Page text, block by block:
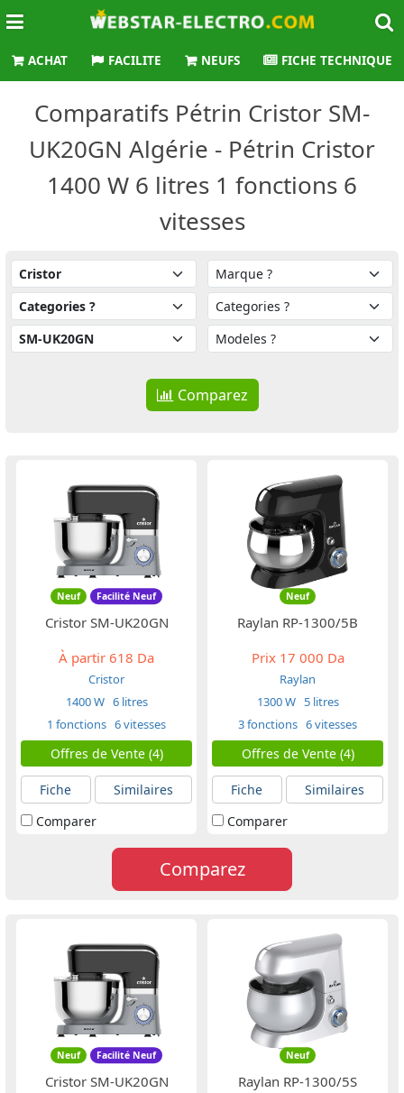
ACHAT FACILITE NEUFS FICHE TECHNIQUE
Comparatifs Pétrin Cristor SM-
UK20GN Algérie - Pétrin Cristor
1400 W 6 litres 1 fonctions 6
vitesses
Comparez
Neuf Facilité Neuf
Cristor SM-UK20GN
À partir 618 Da
Cristor
1400 W 6 litres
1 fonctions 6 vitesses
Offres de Vente (4)
Fiche
Similaires
Comparer
Neuf
Raylan RP-1300/5B
Prix17 000 Da
Raylan
1300 W 5 litres
3 fonctions 6 vitesses
Offres de Vente (4)
Fiche
Similaires
Comparer
Comparez
Neuf Facilité Neuf
Cristor SM-UK20GN
Neuf
Raylan RP-1300/5S